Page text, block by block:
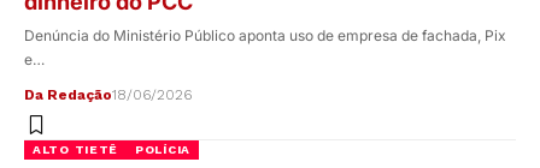
Denúncia do Ministério Público aponta uso de empresa de fachada, Pix
e…
Da Redação18/06/2026
ALTO TIETÊ POLÍCIA